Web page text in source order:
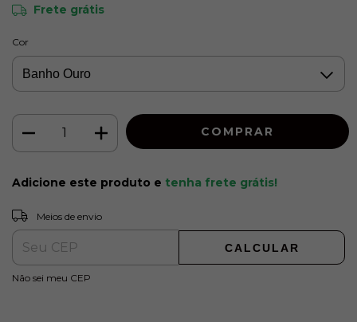
Frete grátis
Cor
Adicione este produto e tenha frete grátis!
Entregas para o CEP:
Meios de envio
CALCULAR
Não sei meu CEP